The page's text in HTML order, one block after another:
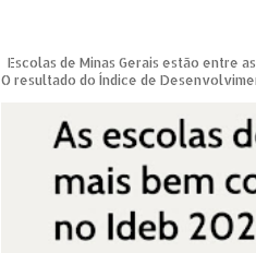
Escolas de Minas Gerais estão entre
O resultado do Índice de